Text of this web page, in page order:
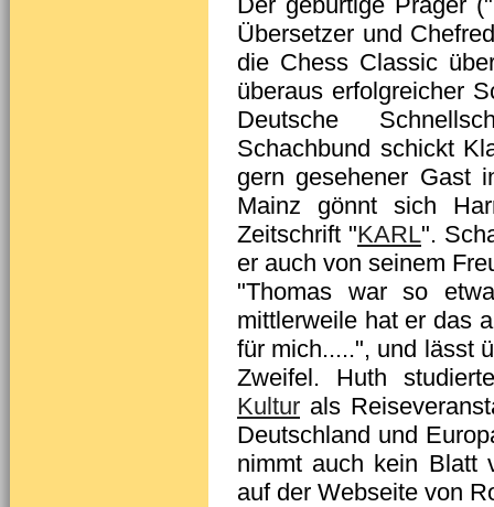
Übersetzer und
die Chess Classic
überaus erfolgreicher
Deutsche
Schachbund schickt
gern gesehener Gast
Mainz gönnt sich
Zeitschrift "KARL".
er auch von seinem
"Thomas war so
mittlerweile hat er das
für mich.....", und lässt
Zweifel. Huth
Kultur als
Deutschland und
nimmt auch kein Blatt
auf der Webseite von